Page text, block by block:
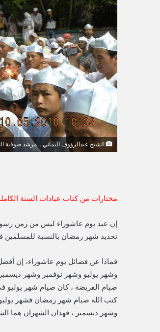
الشيخ عبدالرؤوف اليماني... مرشد صوفية
مختارات من كتاب عبادات السنة
إن عيد يوم عاشوراء ليس من زمن
تحديد شهر رمضان بالنسبة للمسلمين
فماذا عن فضائل يوم عاشوراء، إن
وشهر يوليو وشهر نوفمبر وشهر
صيام الفريضة ، كان صيام شهر يوليو
كتب الله صيام شهر رمضان فشهر
وشهر ديسمبر ، فهذان الشهران هما